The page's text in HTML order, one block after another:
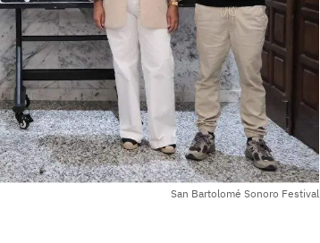
San Bartolomé Sonoro Festival